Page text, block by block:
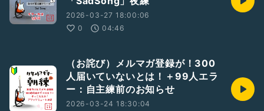
2026-03-27 18:00:06
0
04:46
（お詫び）メルマガ登録が！300
人届いていないとは！＋99人エラ
ー：自主練前のお知らせ
2026-03-24 18:30:04